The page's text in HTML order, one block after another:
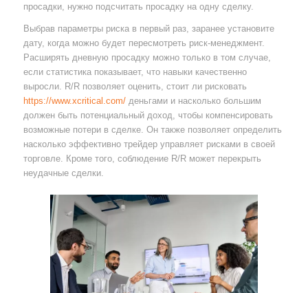
просадки, нужно подсчитать просадку на одну сделку.
Выбрав параметры риска в первый раз, заранее установите
дату, когда можно будет пересмотреть риск-менеджмент.
Расширять дневную просадку можно только в том случае,
если статистика показывает, что навыки качественно
выросли. R/R позволяет оценить, стоит ли рисковать
https://www.xcritical.com/деньгами и насколько большим
должен быть потенциальный доход, чтобы компенсировать
возможные потери в сделке. Он также позволяет определить
насколько эффективно трейдер управляет рисками в своей
торговле. Кроме того, соблюдение R/R может перекрыть
неудачные сделки.